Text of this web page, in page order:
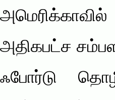
அதிகபட்ச
ஃபோர்டு